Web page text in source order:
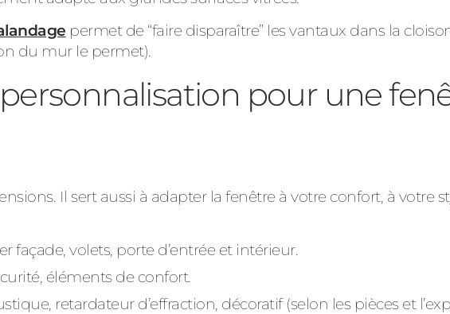
permet de “faire disparaître” les vantaux dans la
du mur le permet).
pour une
Il sert aussi à adapter la fenêtre à votre confort, à votre
façade, volets, porte d’entrée et intérieur.
éléments de confort.
retardateur d’effraction, décoratif (selon les pièces et